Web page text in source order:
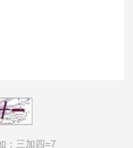
：三加四=7